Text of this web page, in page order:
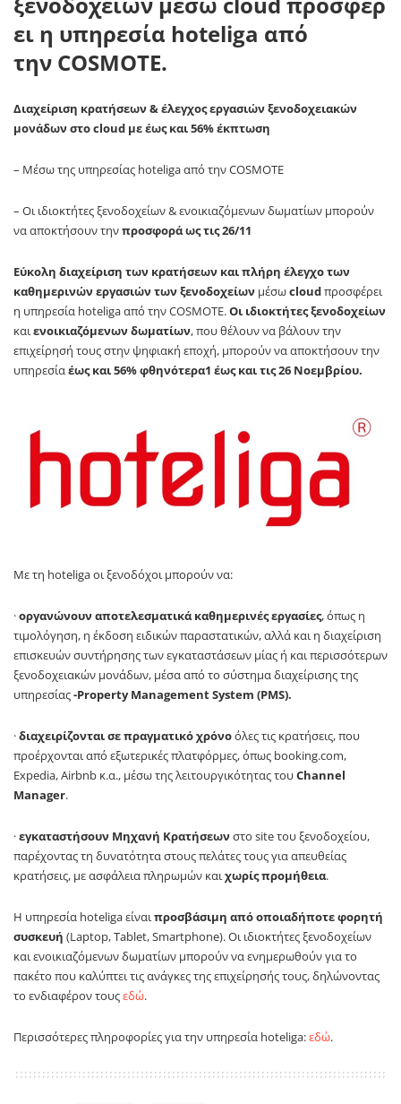
ει η υπηρεσία hoteliga από
την COSMOTE.
Διαχείριση κρατήσεων & έλεγχος εργασιών ξενοδοχειακών
μονάδων στο cloud με έως και 56% έκπτωση
– Μέσω της υπηρεσίας hoteliga από την COSMOTE
– Οι ιδιοκτήτες ξενοδοχείων & ενοικιαζόμενων δωματίων μπορούν
να αποκτήσουν τηνπροσφορά ως τις 26/11
Εύκολη διαχείριση των κρατήσεων και πλήρη έλεγχο των
καθημερινών εργασιών των ξενοδοχείων μέσωcloudπροσφέρει
η υπηρεσία hoteliga από την COSMOTE.Oι ιδιοκτήτες ξενοδοχείων
καιενοικιαζόμενων δωματίων, που θέλουν να βάλουν την
επιχείρησή τους στην ψηφιακή εποχή, μπορούν να αποκτήσουν την
υπηρεσίαέως και 56% φθηνότερα1 έως και τις 26 Νοεμβρίου.
Με τη hoteliga οι ξενοδόχοι μπορούν να:
·οργανώνουν αποτελεσματικά καθημερινές εργασίες, όπως η
τιμολόγηση, η έκδοση ειδικών παραστατικών, αλλά και η διαχείριση
επισκευών συντήρησης των εγκαταστάσεων μίας ή και περισσότερων
ξενοδοχειακών μονάδων, μέσα από το σύστημα διαχείρισης της
υπηρεσίας-Property Management System (PMS).
·διαχειρίζονται σε πραγματικό χρόνοόλες τις κρατήσεις, που
προέρχονται από εξωτερικές πλατφόρμες, όπως booking.com,
Expedia, Airbnb κ.α., μέσω της λειτουργικότητας τουChannel
Manager.
·εγκαταστήσουν Μηχανή Κρατήσεωνστο site του ξενοδοχείου,
παρέχοντας τη δυνατότητα στους πελάτες τους για απευθείας
κρατήσεις, με ασφάλεια πληρωμών καιχωρίς προμήθεια.
Η υπηρεσία hoteliga είναιπροσβάσιμη από οποιαδήποτε φορητή
συσκευή (Laptop, Tablet, Smartphone). Οι ιδιοκτήτες ξενοδοχείων
και ενοικιαζόμενων δωματίων μπορούν να ενημερωθούν για το
πακέτο που καλύπτει τις ανάγκες της επιχείρησής τους, δηλώνοντας
το ενδιαφέρον τουςεδώ.
Περισσότερες πληροφορίες για την υπηρεσία hoteliga:εδώ.